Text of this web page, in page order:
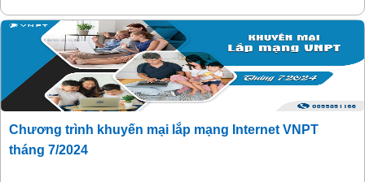
Chương trình khuyến mại lắp mạng Internet VNPT
tháng 7/2024